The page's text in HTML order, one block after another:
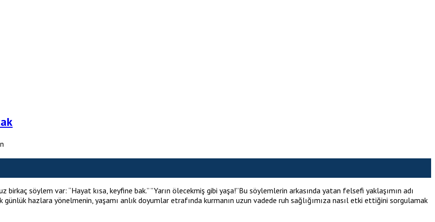
söylem var: “Hayat kısa, keyfine bak.” ”Yarın ölecekmiş gibi yaşa!”Bu söylemlerin arkasında yatan felsefi yaklaşımın adı
hazlara yönelmenin, yaşamı anlık doyumlar etrafında kurmanın uzun vadede ruh sağlığımıza nasıl etki ettiğini sorgulamak